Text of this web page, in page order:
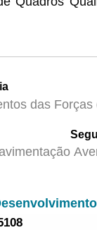
das
técnica
elevar a
e a
Avenida do
de trânsito a